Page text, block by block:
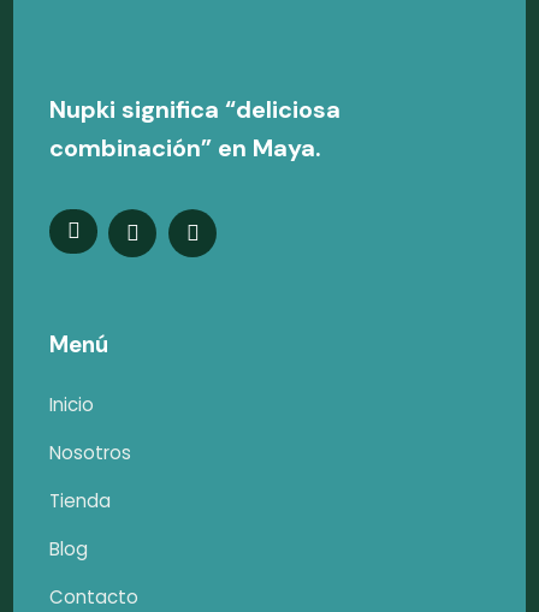
Nupki significa “deliciosa
combinación” en Maya.
Menú
Inicio
Nosotros
Tienda
Blog
Contacto